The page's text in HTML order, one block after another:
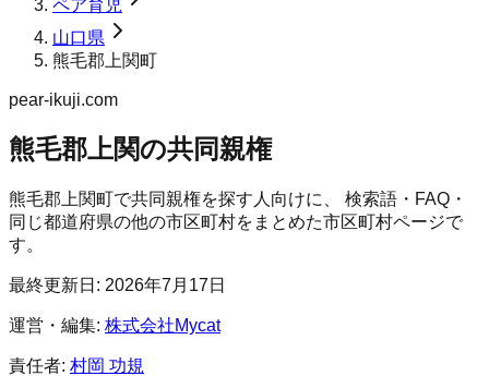
ペア育児
山口県
熊毛郡上関町
pear-ikuji.com
熊毛郡上関の共同親権
熊毛郡上関町で共同親権を探す人向けに、 検索語・FAQ・
同じ都道府県の他の市区町村をまとめた市区町村ページで
す。
最終更新日: 2026年7月17日
運営・編集: 株式会社Mycat
責任者: 村岡 功規